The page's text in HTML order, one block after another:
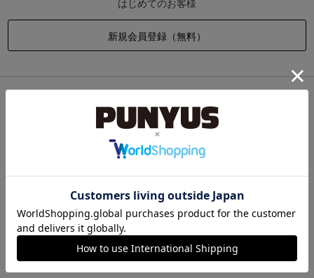
はじめてのお客様
他のサイトIDで新規会員登録をしていただくと次回以降、そのIDで
ログインすることができます。